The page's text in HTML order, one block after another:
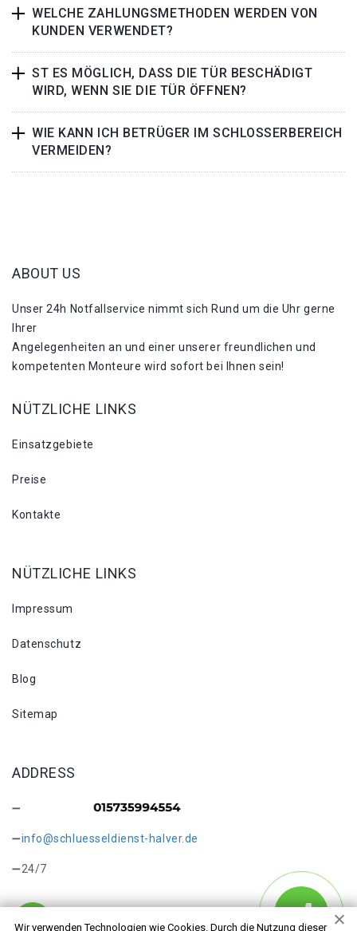
WELCHE ZAHLUNGSMETHODEN WERDEN VON
KUNDEN VERWENDET?
ST ES MÖGLICH, DASS DIE TÜR BESCHÄDIGT
WIRD, WENN SIE DIE TÜR ÖFFNEN?
WIE KANN ICH BETRÜGER IM SCHLOSSERBEREICH
VERMEIDEN?
Wir verwenden Technologien wie Cookies. Durch die Nutzung dieser
ABOUT US
Unser 24h Notfallservice nimmt sich Rund um die Uhr gerne
Ihrer
Angelegenheiten an und einer unserer freundlichen und
kompetenten Monteure wird sofort bei Ihnen sein!
NÜTZLICHE LINKS
Einsatzgebiete
Preise
Kontakte
NÜTZLICHE LINKS
Impressum
Datenschutz
Blog
Sitemap
ADDRESS
info@schluesseldienst-halver.de
24/7